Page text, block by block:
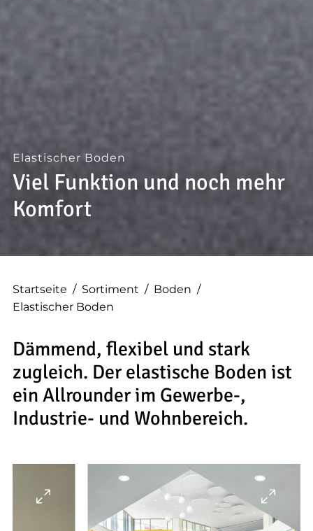
--
Elastischer Boden
Viel Funktion und noch mehr
Komfort
Startseite / Sortiment / Boden /
Elastischer Boden
Dämmend, flexibel und stark
zugleich. Der elastische Boden ist
ein Allrounder im Gewerbe-,
Industrie- und Wohnbereich.